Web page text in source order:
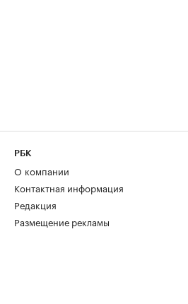
РБК
О компании
Контактная информация
Редакция
Размещение рекламы